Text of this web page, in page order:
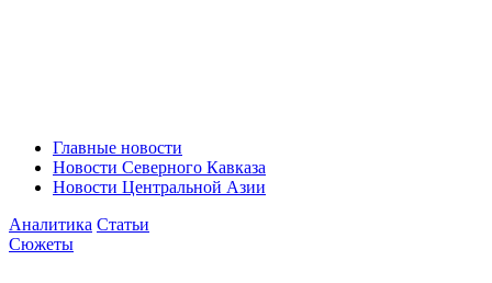
Главные новости
Новости Северного Кавказа
Новости Центральной Азии
Аналитика Статьи
Сюжеты